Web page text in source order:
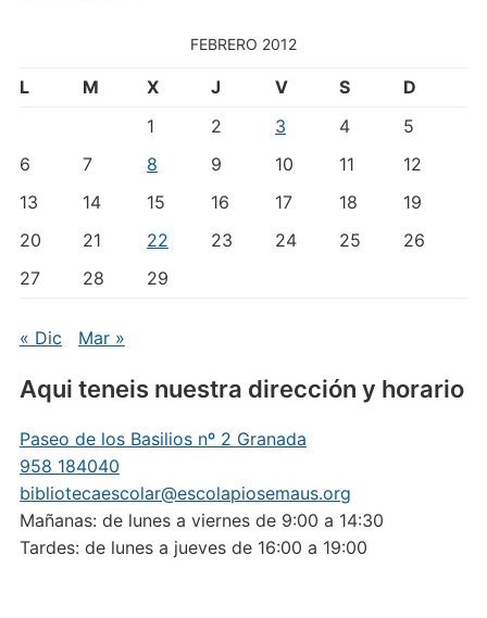
FEBRERO 2012
L M X J V S
D
1
2 3 4
5
6
7 8 9 10 11
12
13
14 15 16 17 18
19
20
21 22 23 24 25
26
27
28 29
« Dic Mar »
Aqui teneis nuestra dirección y horario
Paseo de los Basilios nº 2 Granada
958 184040
bibliotecaescolar@escolapiosemaus.org
Mañanas: de lunes a viernes de 9:00 a 14:30
Tardes: de lunes a jueves de 16:00 a 19:00